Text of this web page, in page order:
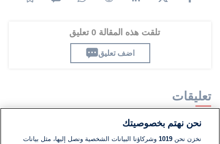
تلقت هذه المقالة 0 تعليق
اضف تعليق
تعليقات
لا توجد تعليقات مكتوبة حتى الآن. كن الأول!
نحن نهتم بخصوصيتك
نخزن نحن1019 وشركاؤنا البيانات الشخصية ونصل إليها، مثل بيانات